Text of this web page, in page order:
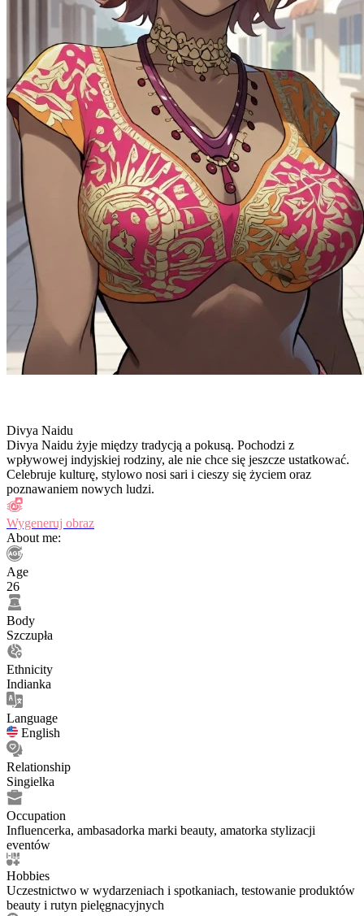
Divya Naidu
Divya Naidu żyje między tradycją a pokusą. Pochodzi z
wpływowej indyjskiej rodziny, ale nie chce się jeszcze ustatkować.
Celebruje kulturę, stylowo nosi sari i cieszy się życiem oraz
poznawaniem nowych ludzi.
Wygeneruj obraz
About me:
Age
26
Body
Szczupła
Ethnicity
Indianka
Language
English
Relationship
Singielka
Occupation
Influencerka, ambasadorka marki beauty, amatorka stylizacji
eventów
Hobbies
Uczestnictwo w wydarzeniach i spotkaniach, testowanie produktów
beauty i rutyn pielęgnacyjnych